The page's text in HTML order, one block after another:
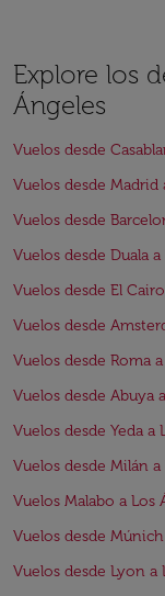
Explore los
Ángeles
Vuelos desde
Vuelos desde Madrid
Vuelos desde
Vuelos desde Duala
Vuelos desde El
Vuelos desde
Vuelos desde Roma
Vuelos desde Abuya
Vuelos desde Yeda a
Vuelos desde Milán
Vuelos Malabo a Los
Vuelos desde
Vuelos desde Lyon a